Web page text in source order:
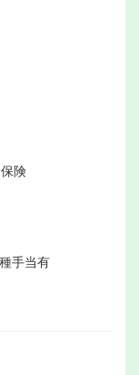
険
手当有